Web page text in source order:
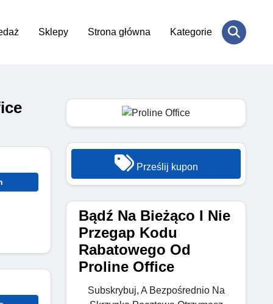
Sklepy Strona główna Kategorie
Prześlij kupon
Bądź Na Bieżąco I Nie
Przegap Kodu
Rabatowego Od
Proline Office
Subskrybuj, A Bezpośrednio Na